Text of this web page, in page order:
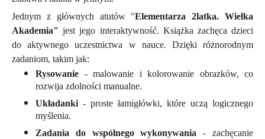
Jednym z głównych atutów "Elementarza 2latka. Wielka
Akademia" jest jego interaktywność. Książka zachęca dzieci
do aktywnego uczestnictwa w nauce. Dzięki różnorodnym
zadaniom, takim jak:
Rysowanie - malowanie i kolorowanie obrazków, co
rozwija zdolności manualne.
Układanki - proste łamigłówki, które uczą logicznego
myślenia.
Zadania do wspólnego wykonywania - zachęcanie